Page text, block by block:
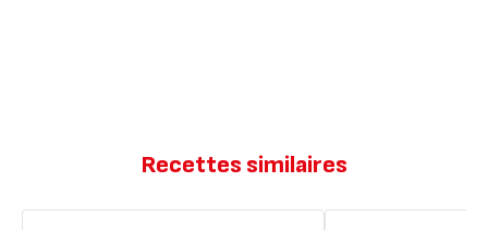
Recettes similaires